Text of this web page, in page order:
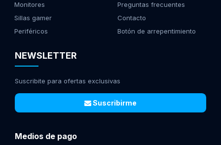
Monitores
Sillas gamer
Periféricos
Preguntas frecuentes
Contacto
Botón de arrepentimiento
NEWSLETTER
Suscribite para ofertas exclusivas
Suscribirme
Medios de pago